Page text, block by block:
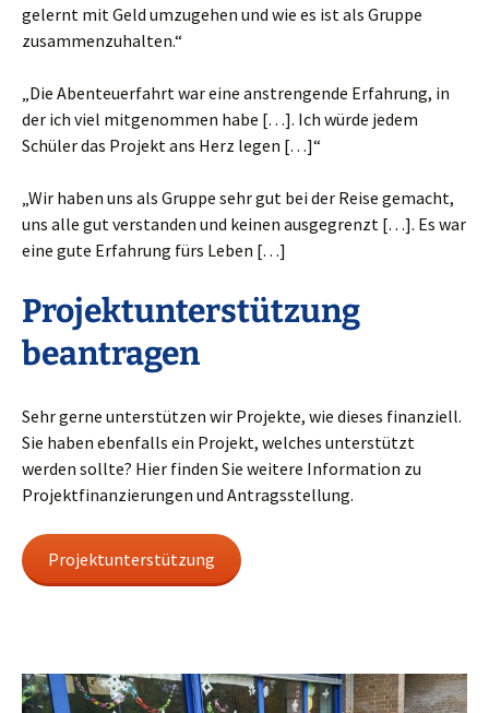
gelernt mit Geld umzugehen und wie es ist als Gruppe
zusammenzuhalten.“
„Die Abenteuerfahrt war eine anstrengende Erfahrung, in
der ich viel mitgenommen habe […]. Ich würde jedem
Schüler das Projekt ans Herz legen […]“
„Wir haben uns als Gruppe sehr gut bei der Reise gemacht,
uns alle gut verstanden und keinen ausgegrenzt […]. Es war
eine gute Erfahrung fürs Leben […]
Projektunterstützung
beantragen
Sehr gerne unterstützen wir Projekte, wie dieses finanziell.
Sie haben ebenfalls ein Projekt, welches unterstützt
werden sollte? Hier finden Sie weitere Information zu
Projektfinanzierungen und Antragsstellung.
Projektunterstützung